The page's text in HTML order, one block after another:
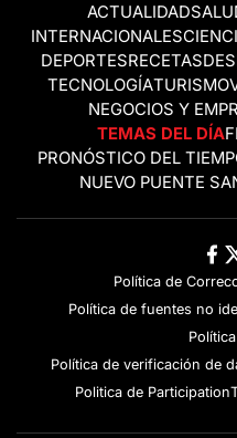
ACTUALIDAD
INTERNACIONALES
DEPORTESRECETAS
TECNOLOGÍATURISMO
NEGOCIOS Y
TEMAS DEL DÍA
PRONÓSTICO DEL
NUEVO PUENTE
Política de
Política de fuentes no
Política de verificación de
Politica de Participation